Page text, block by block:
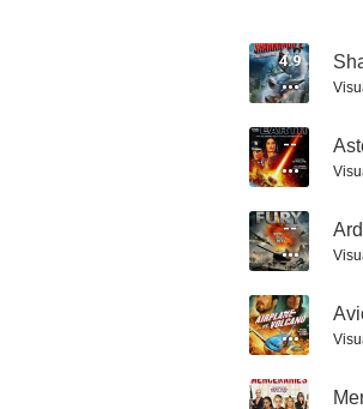
Avión vs.
Atrapada en
4.9
--
--
--
--